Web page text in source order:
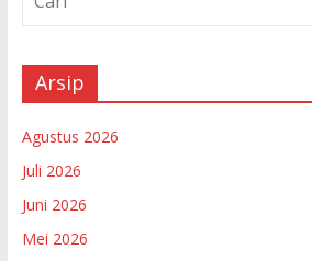
Arsip
Agustus 2026
Juli 2026
Juni 2026
Mei 2026